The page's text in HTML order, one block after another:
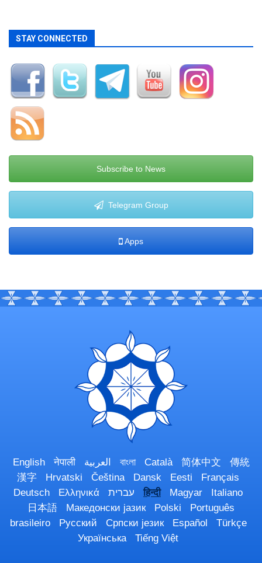
STAY CONNECTED
Subscribe to News
Telegram Group
Apps
English नेपाली العربية বাংলা Català 简体中文
傳統
漢字
Hrvatski Čeština Dansk Eesti
Français
Deutsch
Ελληνικά עברית हिन्दी Magyar
Italiano
日本語
Македонски јазик Polski
Português
brasileiro
Русский Српски језик Español
Türkçe
Українська
Tiếng Việt